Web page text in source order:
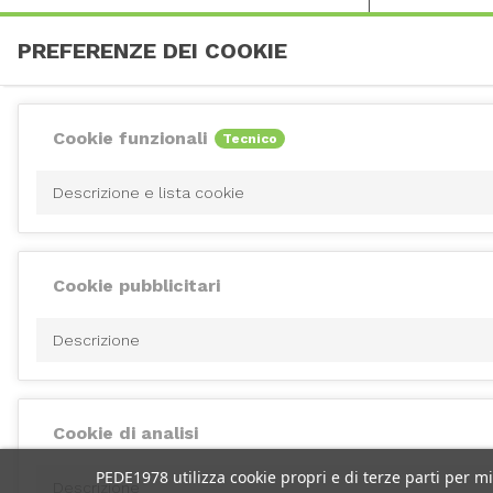
PEDE1978 utilizza cookie propri e di terze parti per
PREFERENZE DEI COOKIE
Cookie funzionali Tecnico
Descrizione e lista cookie
Cookie pubblicitari
Descrizione
Cookie di analisi
Descrizione